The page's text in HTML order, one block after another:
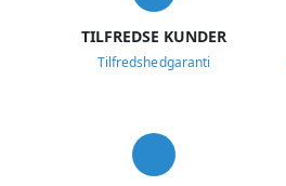
TILFREDSE KUNDER
Tilfredshedgaranti